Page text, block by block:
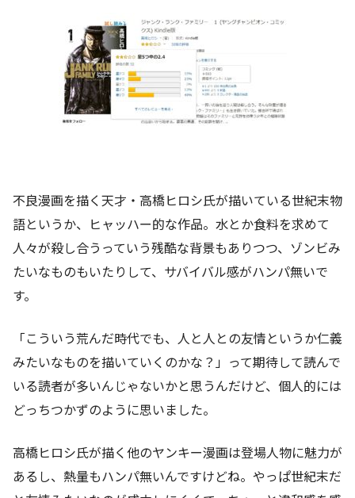
不良漫画を描く天才・高橋ヒロシ氏が描いている世紀末物
語というか、ヒャッハー的な作品。水とか食料を求めて
人々が殺し合うっていう残酷な背景もありつつ、ゾンビみ
たいなものもいたりして、サバイバル感がハンパ無いで
す。
「こういう荒んだ時代でも、人と人との友情というか仁義
みたいなものを描いていくのかな？」って期待して読んで
いる読者が多いんじゃないかと思うんだけど、個人的には
どっちつかずのように思いました。
高橋ヒロシ氏が描く他のヤンキー漫画は登場人物に魅力が
あるし、熱量もハンパ無いんですけどね。やっぱ世紀末だ